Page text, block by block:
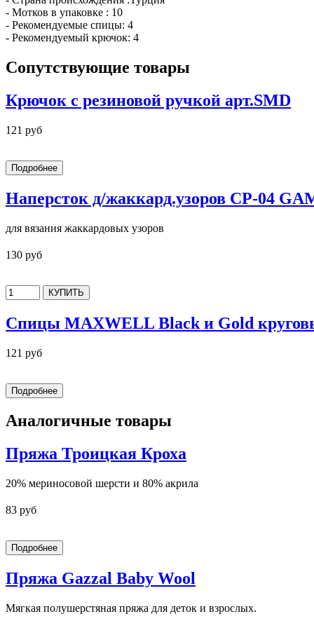
- Мотков в упаковке : 10
- Рекомендуемые спицы: 4
- Рекомендуемый крючок: 4
Сопутствующие товары
Крючок с резиновой ручкой арт.SMD
121 руб
Наперсток д/жаккард.узоров СР-04
для вязания жаккардовых узоров
130 руб
Спицы MAXWELL Black и Gold
121 руб
Аналогичные товары
Пряжа Троицкая Кроха
20% мериносовой шерсти и 80% акрила
83 руб
Пряжа Gazzal Baby Wool
Мягкая полушерстяная пряжа для деток и взрослых.